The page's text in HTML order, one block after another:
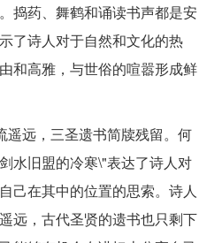
捣药、舞鹤和诵读书声都是安
了诗人对于自然和文化的热
和高雅，与世俗的喧嚣形成鲜
遥远，三圣遗书简牍残留。何
水旧盟的冷寒\"表达了诗人对
己在其中的位置的思索。诗人
远，古代圣贤的遗书也只剩下